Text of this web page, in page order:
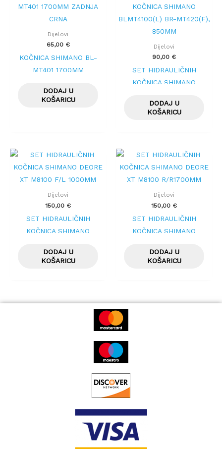
Dijelovi
65,00 €
KOČNICA SHIMANO BL-
MT401 1700MM
DODAJ U
KOŠARICU
Dijelovi
90,00 €
SET HIDRAULIČNIH
KOČNICA SHIMANO
MT420(F), 850MM
DODAJ U
KOŠARICU
Dijelovi
150,00 €
SET HIDRAULIČNIH
KOČNICA SHIMANO
1000MM
DODAJ U
KOŠARICU
Dijelovi
150,00 €
SET HIDRAULIČNIH
KOČNICA SHIMANO
R/R1700MM
DODAJ U
KOŠARICU